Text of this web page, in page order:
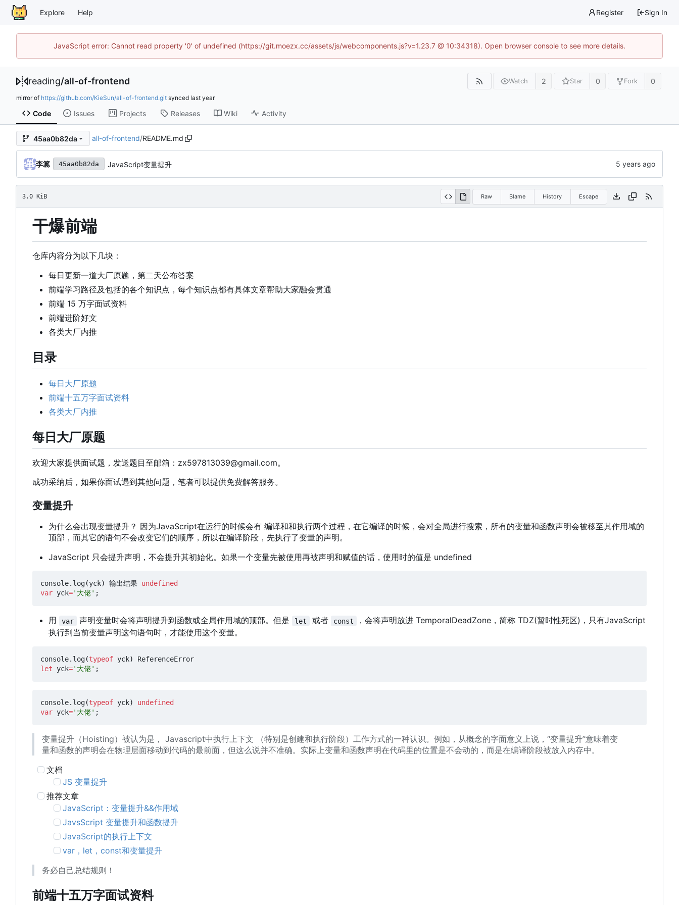
Explore Help Register Sign In
JavaScript error: Cannot read property '0' of undefined (https://git.moezx.cc/assets/js/webcomponents.js?v=1.23.7 @ 10:34318). Open browser console to see more details.
reading/all-of-frontend Watch 2 Star 0 Fork 0
mirror of https://github.com/KieSun/all-of-frontend.git synced
Code Issues Projects Releases Wiki Activity
45aa0b82da all-of-frontend/README.md
李篡 45aa0b82da JavaScript变量提升
3.0 KiB Raw Blame History Escape
干爆前端
仓库内容分为以下几块：
每日更新一道大厂原题，第二天公布答案
前端学习路径及包括的各个知识点，每个知识点都有具体文章帮助大家融会贯通
前端 15 万字面试资料
前端进阶好文
各类大厂内推
目录
每日大厂原题
前端十五万字面试资料
各类大厂内推
每日大厂原题
欢迎大家提供面试题 ， 发送题目至邮箱 ： zx597813039@gmail.com。
成功采纳后，如果你面试遇到其他问题，笔者可以提供免费解答服务。
变量提升
为什么会出现变量提升？ 因为JavaScript在运行的时候会有 编译和和执行两个过程，在它编译的时候，会对全局进行搜索，所有的变量和函数声明会被移至其作用域的
顶部，而其它的语句不会改变它们的顺序，所以在编译阶段，先执行了变量的声明。
JavaScript 只会提升声明，不会提升其初始化。如果一个变量先被使用再被声明和赋值的话，使用时的值是 undefined
console. log(yck) 输出结果 undefined
var yck='大佬' ;
用 var 声明变量时会将声明提升到函数或全局作用域的顶部。但是 let 或者 const ，会将声明放进 TemporalDeadZone， 简称 TDZ(暂时性死区) ， 只有JavaScript
执行到当前变量声明这句语句时 ， 才能使用这个变量。
console. log(typeof yck)
ReferenceError
let
yck='大佬' ;
console. log(typeof yck)
undefined
var yck='大佬' ;
变量提升 （Hoisting） 被认为是 ， Javascript中执行上下文 （特别是创建和执行阶段）工作方式的一种认识。例如，从概念的字面意义上说，“变量提升”意味着变
量和函数的声明会在物理层面移动到代码的最前面，但这么说并不准确。实际上变量和函数声明在代码里的位置是不会动的，而是在编译阶段被放入内存中。
文档
JS 变量提升
推荐文章
JavaScript ：变量提升&&作用域
JavsScript 变量提升和函数提升
JavaScript的执行上下文
var ， let ，const和变量提升
务必自己总结规则！
前端十五万字面试资料